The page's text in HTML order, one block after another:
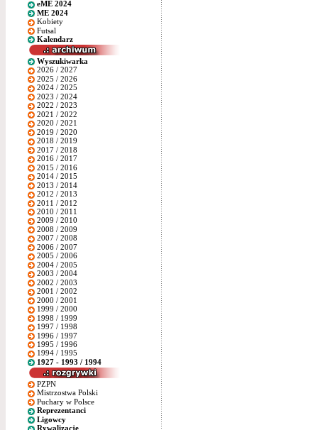
eME 2024
ME 2024
Kobiety
Futsal
Kalendarz
Wyszukiwarka
2026 / 2027
2025 / 2026
2024 / 2025
2023 / 2024
2022 / 2023
2021 / 2022
2020 / 2021
2019 / 2020
2018 / 2019
2017 / 2018
2016 / 2017
2015 / 2016
2014 / 2015
2013 / 2014
2012 / 2013
2011 / 2012
2010 / 2011
2009 / 2010
2008 / 2009
2007 / 2008
2006 / 2007
2005 / 2006
2004 / 2005
2003 / 2004
2002 / 2003
2001 / 2002
2000 / 2001
1999 / 2000
1998 / 1999
1997 / 1998
1996 / 1997
1995 / 1996
1994 / 1995
1927 - 1993 / 1994
PZPN
Mistrzostwa Polski
Puchary w Polsce
Reprezentanci
Ligowcy
Rywalizacje